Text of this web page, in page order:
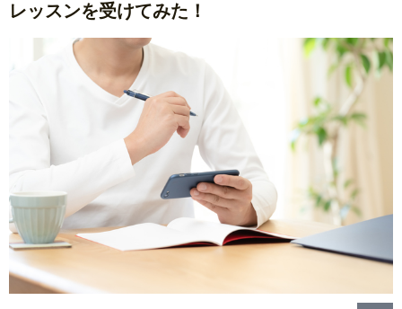
レッスンを受けてみた！